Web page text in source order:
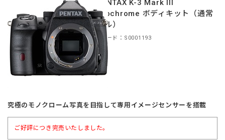
＊PENTAX K-3 Mark III
Monochrome ボディキット（通常
モデル）
商品コード：S0001193
究極のモノクローム写真を目指して専用イメージセンサーを搭載
ご好評につき完売いたしました。